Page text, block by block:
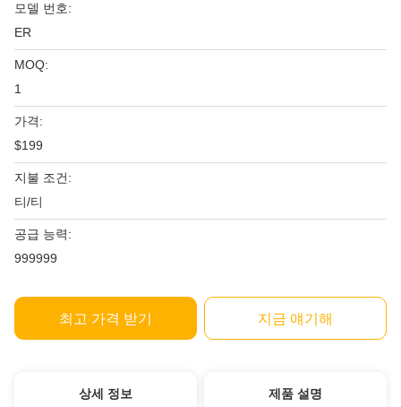
모델 번호:
ER
MOQ:
1
가격:
$199
지불 조건:
티/티
공급 능력:
999999
최고 가격 받기 지금 얘기해
상세 정보 제품 설명